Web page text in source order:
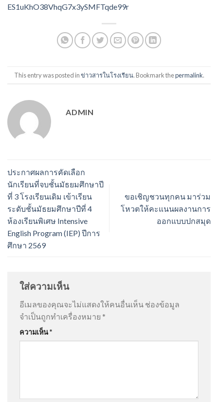
ES1uKhO38VhqG7x3ySMFTqde99r
This entry was posted inข่าวสารในโรงเรียน. Bookmark thepermalink.
ADMIN
ประกาศผลการคัดเลือก
นักเรียนที่จบชั้นมัธยมศึกษาปี
ที่ 3 โรงเรียนเดิม เข้าเรียน
ระดับชั้นมัธยมศึกษาปีที่ 4
ห้องเรียนพิเศษ Intensive
English Program (IEP) ปีการ
ศึกษา 2569
ขอเชิญชวนทุกคน มาร่วม
โหวตให้คะแนนผลงานการ
ออกแบบปกสมุด
ใส่ความเห็น
อีเมลของคุณจะไม่แสดงให้คนอื่นเห็น ช่องข้อมูล
จำเป็นถูกทำเครื่องหมาย *
ความเห็น*